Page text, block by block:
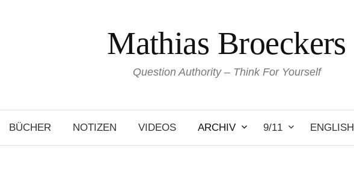
Mathias Broeckers
Question Authority – Think For Yourself
BÜCHER NOTIZEN VIDEOS ARCHIV 9/11 ENGLISH